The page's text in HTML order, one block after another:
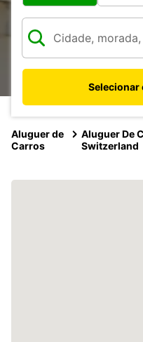
Selecionar
Aluguer de
Carros
Aluguer De
Switzerland